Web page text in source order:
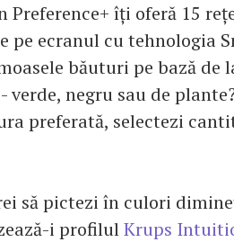
îți oferă 15
pe ecranul cu tehnologia
băuturi pe bază
verde, negru sau de
preferată, selectezi
să pictezi în culori
i profilulKrups